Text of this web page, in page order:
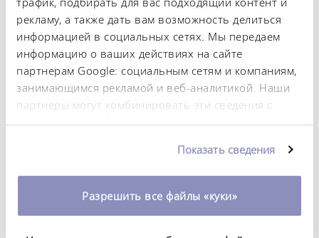
рекламу, а также дать вам возможность делиться
информацией в социальных сетях. Мы передаем
информацию о ваших действиях на сайте
партнерам Google: социальным сетям и компаниям,
занимающимся рекламой и веб-аналитикой. Наши
партнеры могут комбинировать эти сведения с
предоставленной вами информацией, а также
использовании вами их сервисов. Вы можете
изменить или отозвать свое согласие в любое
время. Более подробную информацию об этом вы
можете найти в нашей
политике
Показать сведения
Разрешить все файлы «куки»
Сетевой кабель со штекером (GB2099, 15934)
Питание от сети
230 V; 50 Hz
Технический паспорт
Технический паспорт Varioshake VS 15 O